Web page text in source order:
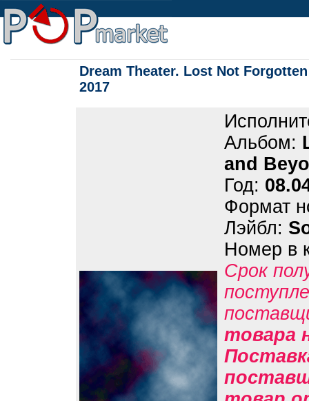
Dream Theater. Lost Not
2017
Альбом:
and
Год:
Формат
Лэйбл:
Номер в
Срок
товара